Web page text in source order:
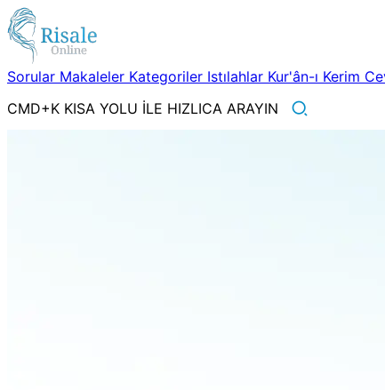
Sorular Makaleler Kategoriler Istılahlar Kur'ân-ı Kerim
CMD+K KISA YOLU İLE HIZLICA ARAYIN